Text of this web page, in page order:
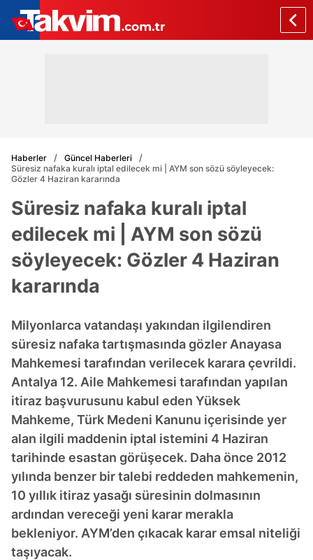
Haberler
Güncel Haberleri
Süresiz nafaka kuralı iptal edilecek mi | AYM son sözü söyleyecek:
Gözler 4 Haziran kararında
Süresiz nafaka kuralı iptal
edilecek mi | AYM son sözü
söyleyecek: Gözler 4 Haziran
kararında
Milyonlarca vatandaşı yakından ilgilendiren
süresiz nafaka tartışmasında gözler Anayasa
Mahkemesi tarafından verilecek karara çevrildi.
Antalya 12. Aile Mahkemesi tarafından yapılan
itiraz başvurusunu kabul eden Yüksek
Mahkeme, Türk Medeni Kanunu içerisinde yer
alan ilgili maddenin iptal istemini 4 Haziran
tarihinde esastan görüşecek. Daha önce 2012
yılında benzer bir talebi reddeden mahkemenin,
10 yıllık itiraz yasağı süresinin dolmasının
ardından vereceği yeni karar merakla
bekleniyor. AYM’den çıkacak karar emsal niteliği
taşıyacak.